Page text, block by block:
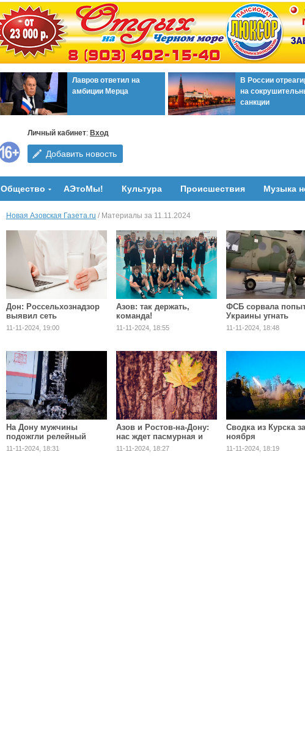
Лавров ответил на
амбиции Мерца
В России
на
санкции
Личный кабинет: Вход
Добавить новость
Общество АЭтоМы! Культура Происшествия Музыка
Новая Азовская Газета.ru / Материалы за 11.11.2024
Дон: Россельхознадзор
выявил сеть
предприятий,
поставлявших
11-11-2024, 19:00
Азов: так держать,
команда!
11-11-2024, 18:55
ФСБ сорвала
Украины угнать
российский
11-11-2024, 18:48
На Дону мужчины
подожгли релейный
шкаф
11-11-2024, 18:31
Азов и Ростов-на-Дону:
нас ждет пасмурная и
дождливая неделя
11-11-2024, 18:27
Сводка из Курска
ноября
11-11-2024, 18:19